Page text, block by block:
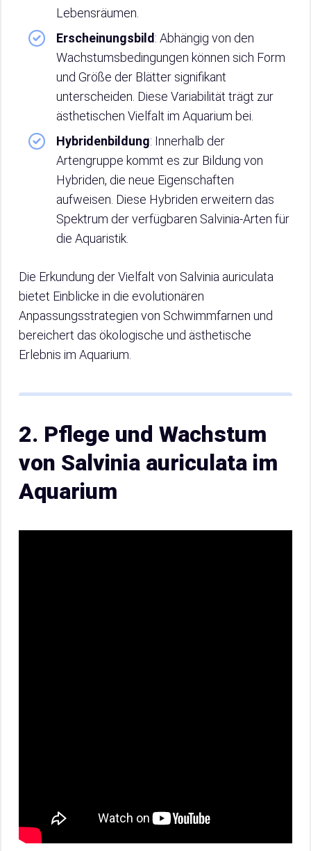
Lebensräumen.
Erscheinungsbild : Abhängig von den
Wachstumsbedingungen können sich Form
und Größe der Blätter signifikant
unterscheiden. Diese Variabilität trägt zur
ästhetischen Vielfalt im Aquarium bei.
Hybridenbildung: Innerhalb der
Artengruppe kommt es zur Bildung von
Hybriden, die neue Eigenschaften
aufweisen. Diese Hybriden erweitern das
Spektrum der verfügbaren Salvinia-Arten für
die Aquaristik.
Die Erkundung der Vielfalt von Salvinia auriculata
bietet Einblicke in die evolutionären
Anpassungsstrategien von Schwimmfarnen und
bereichert das ökologische und ästhetische
Erlebnis im Aquarium.
2. Pflege und Wachstum
von Salvinia auriculata im
Aquarium